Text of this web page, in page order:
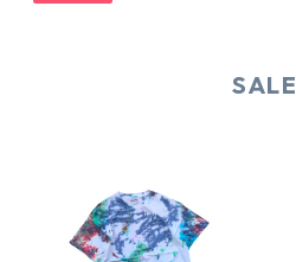
SALE